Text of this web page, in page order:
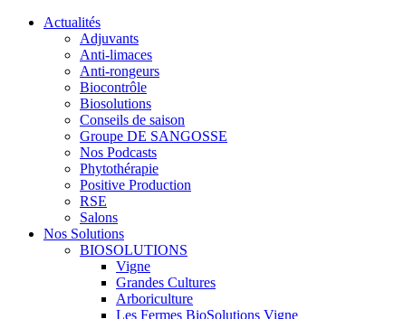
Actualités
Adjuvants
Anti-limaces
Anti-rongeurs
Biocontrôle
Biosolutions
Conseils de saison
Groupe DE SANGOSSE
Nos Podcasts
Phytothérapie
Positive Production
RSE
Salons
Nos Solutions
BIOSOLUTIONS
Vigne
Grandes Cultures
Arboriculture
Les Fermes BioSolutions Vigne